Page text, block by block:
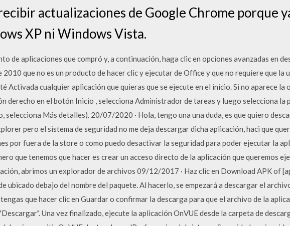
actualizaciones de Google Chrome porque
XP ni Windows Vista.
de aplicaciones que compró y, a continuación, haga clic en opciones avanzadas en
que no es un producto de hacer clic y ejecutar de Office y que no requiere que la
Activada cualquier aplicación que quieras que se ejecute en el inicio. Si no aparece la
derecho en el botón Inicio , selecciona Administrador de tareas y luego selecciona la
selecciona Más detalles). 20/07/2020 · Hola, tengo una una duda, es que quiero
pero el sistema de seguridad no me deja descargar dicha aplicación, haci que
por fuera de la store o como puedo desactivar la seguridad para poder ejecutar la
que tenemos que hacer es crear un acceso directo de la aplicación que queremos
abrimos un explorador de archivos 09/12/2017 · Haz clic en Download APK of
ubicado debajo del nombre del paquete. Al hacerlo, se empezará a descargar el
que hacer clic en Guardar o confirmar la descarga para que el archivo de la
Una vez finalizado, ejecute la aplicación OnVUE desde la carpeta de